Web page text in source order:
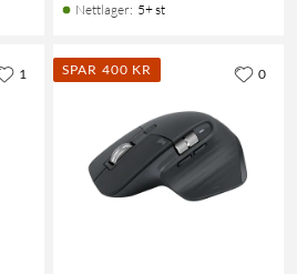
Nettlager: 5+ st
1 SPAR 400 KR 0